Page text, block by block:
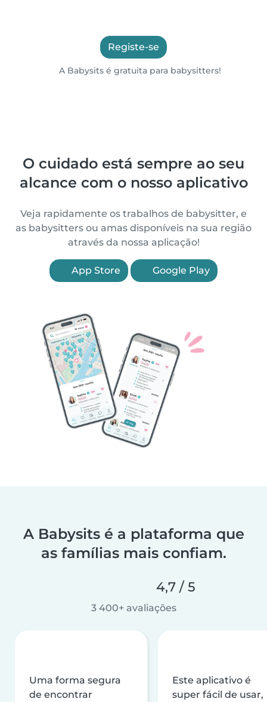
Registe-se
A Babysits é gratuita para babysitters!
O cuidado está sempre ao seu
alcance com o nosso aplicativo
Veja rapidamente os trabalhos de babysitter, e
as babysitters ou amas disponíveis na sua região
através da nossa aplicação!
App Store Google Play
A Babysits é a plataforma que
as famílias mais confiam.
4,7 / 5
3 400+ avaliações
Uma forma segura
de encontrar
Este aplicativo é
super fácil de usar,